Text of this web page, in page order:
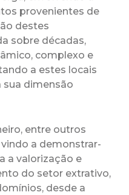
provenientes de
destes
sobre décadas,
complexo e
a estes locais
sua dimensão
entre outros
a demonstrar-
a valorização e
do setor extrativo,
desde a